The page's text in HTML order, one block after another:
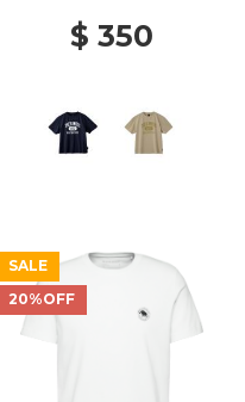
$ 350
SALE
20%OFF